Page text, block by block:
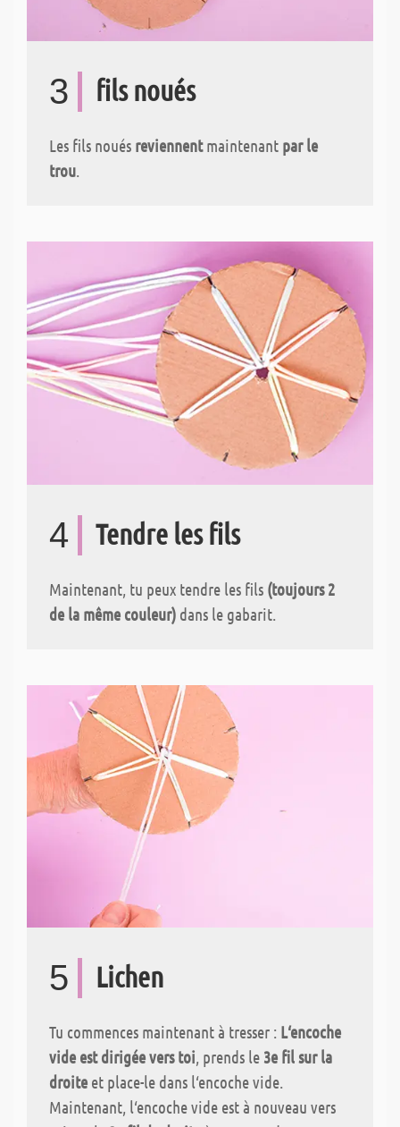
3 fils noués
Les fils noués reviennentmaintenant par le
trou.
4 Tendre les fils
Maintenant, tu peux tendre les fils (toujours 2
de la même couleur) dans le gabarit.
5 Lichen
Tu commences maintenant à tresser : L‘encoche
vide est dirigée vers toi, prends le 3e fil sur la
droite et place-le dans l‘encoche vide.
Maintenant, l‘encoche vide est à nouveau vers